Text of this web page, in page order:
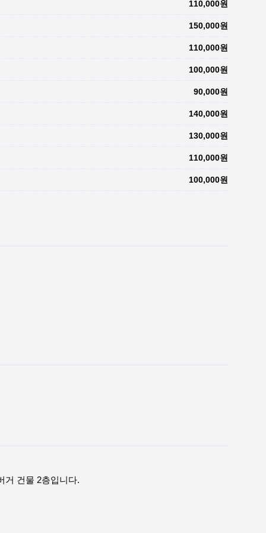
110,000원
150,000원
110,000원
100,000원
90,000원
140,000원
130,000원
110,000원
100,000원
거 건물 2층입니다.